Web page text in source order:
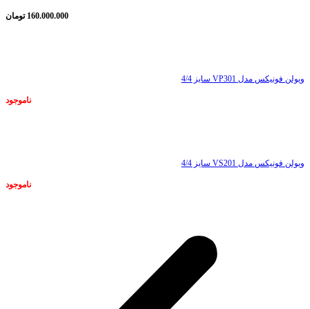
160.000.000 تومان
ویولن فونیکس مدل VP301 سایز 4/4
ناموجود
ویولن فونیکس مدل VS201 سایز 4/4
ناموجود